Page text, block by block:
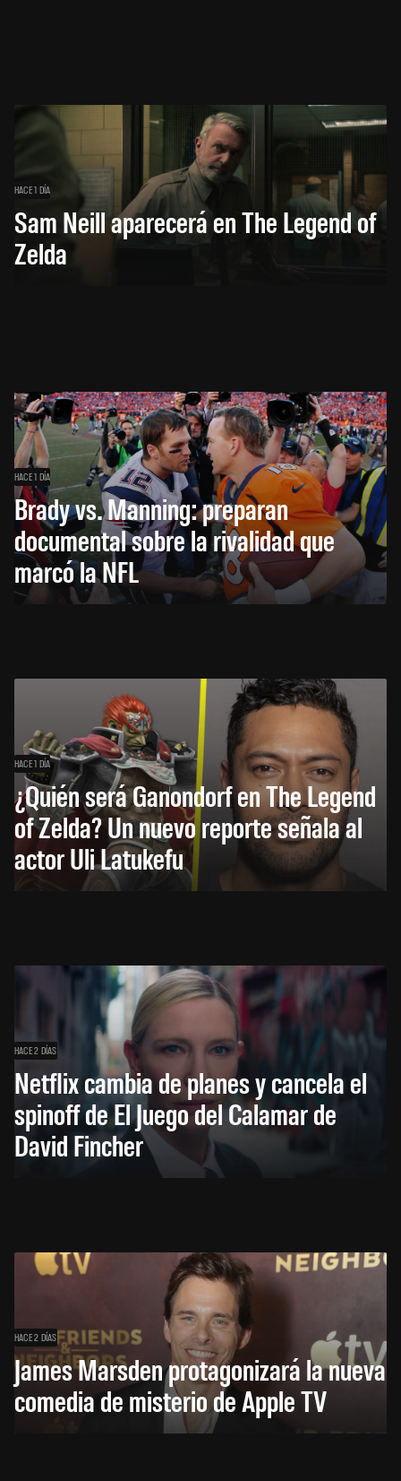
HACE 1 DÍA
Sam Neill aparecerá en The Legend of
Zelda
HACE 1 DÍA
Brady vs. Manning: preparan
documental sobre la rivalidad que
marcó la NFL
HACE 1 DÍA
¿Quién será Ganondorf en The Legend
of Zelda? Un nuevo reporte señala al
actor Uli Latukefu
HACE 2 DÍAS
Netflix cambia de planes y cancela el
spinoff de El Juego del Calamar de
David Fincher
HACE 2 DÍAS
James Marsden protagonizará la nueva
comedia de misterio de Apple TV